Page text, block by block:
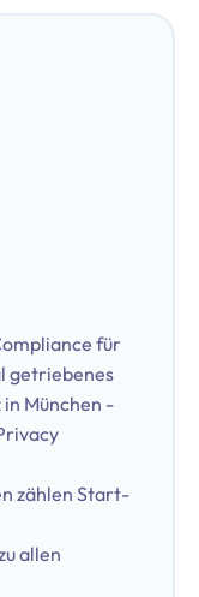
McKinsey &
für
getriebenes
München -
zählen Start-
allen